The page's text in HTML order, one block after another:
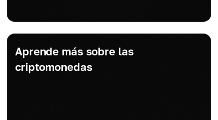
Aprende más sobre las
criptomonedas